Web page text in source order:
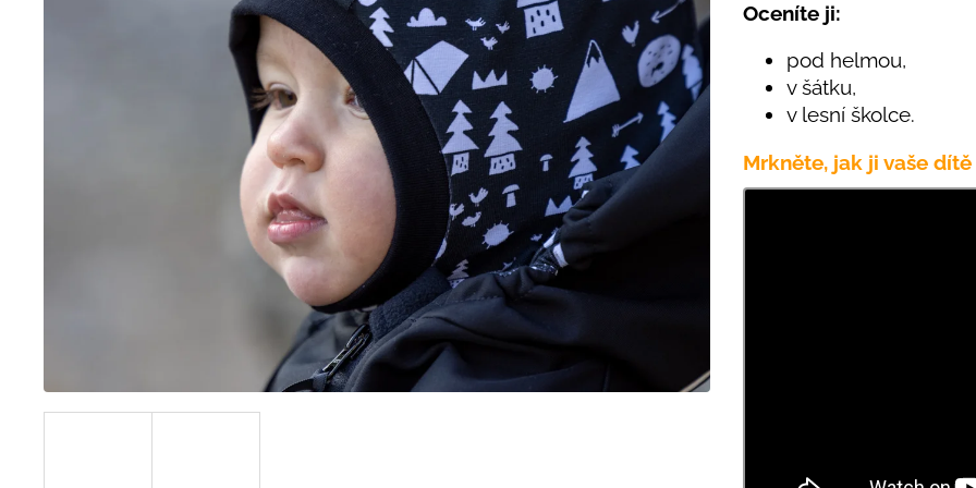
Oceníte ji:
pod helmou,
v šátku,
v lesní školce.
Mrkněte, jak ji vaše dítě
395 Kč